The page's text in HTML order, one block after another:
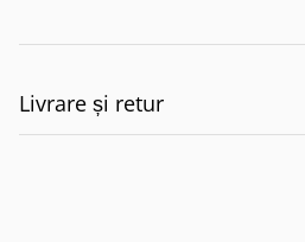
Livrare și retur